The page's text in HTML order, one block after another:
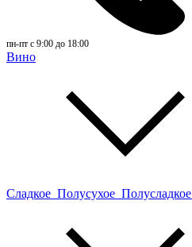
пн-пт с 9:00 до 18:00
Вино
Сладкое Полусухое Полусладкое